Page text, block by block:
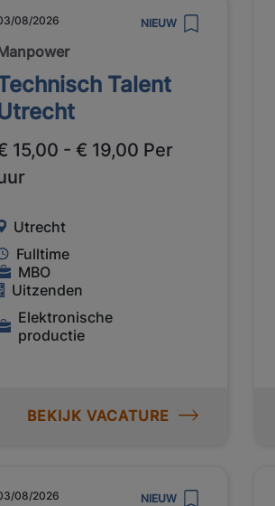
08/2026 NIEUW
Talent
15,00 - € 19,00 Per
Utrecht
Fulltime
MBO
Uitzenden
Elektronische
productie
BEKIJK VACATURE
08/2026 NIEUW